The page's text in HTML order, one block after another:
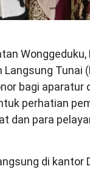
Tunai
bagi aparatur
perhatian
dan para
di kantor